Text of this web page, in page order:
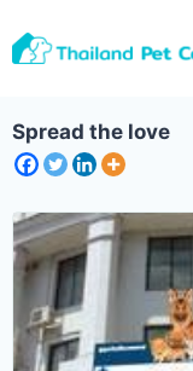
to
Spread the love